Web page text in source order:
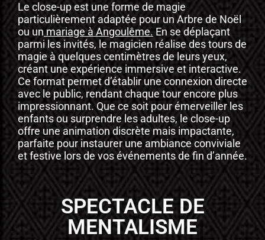
Le close-up est une forme de magie
particulièrement adaptée pour un Arbre de Noël
ou un mariage à Angoulême.En se déplaçant
parmi les invités, le magicien réalise des tours de
magie à quelques centimètres de leurs yeux,
créant une expérience immersive et interactive.
Ce format permet d’établir une connexion directe
avec le public, rendant chaque tour encore plus
impressionnant. Que ce soit pour émerveiller les
enfants ou surprendre les adultes, le close-up
offre une animation discrète mais impactante,
parfaite pour instaurer une ambiance conviviale
et festive lors de vos événements de fin d’année.
SPECTACLE DE
MENTALISME